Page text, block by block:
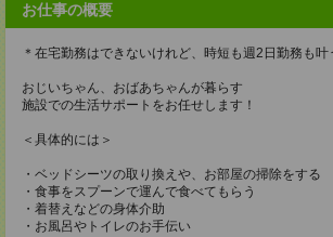
お仕事の概要
＊在宅勤務はできないけれど、時短も週2日勤務も叶
おじいちゃん、おばあちゃんが暮らす
施設での生活サポートをお任せします！
＜具体的には＞
・ベッドシーツの取り換えや、お部屋の掃除をする
・食事をスプーンで運んで食べてもらう
・着替えなどの身体介助
・お風呂やトイレのお手伝い